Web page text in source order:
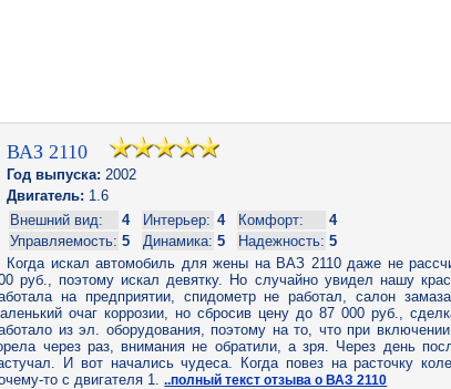
ВАЗ 2110
Год выпуска: 2002
Двигатель: 1.6
Внешний вид:
4 Интерьер: 4 Комфорт:
4
Управляемость: 5 Динамика: 5 Надежность: 5
Когда искал автомобиль для жены на ВАЗ 2110 даже не
руб., поэтому искал девятку. Но случайно увидел нашу
на предприятии, спидометр не работал, салон
очаг коррозии, но сбросив цену до 87 000 руб.,
из эл. оборудования, поэтому на то, что при
через раз, внимания не обратили, а зря. Через день
И вот начались чудеса. Когда повез на расточку
то с двигателя 1...полный текст отзыва о ВАЗ 2110